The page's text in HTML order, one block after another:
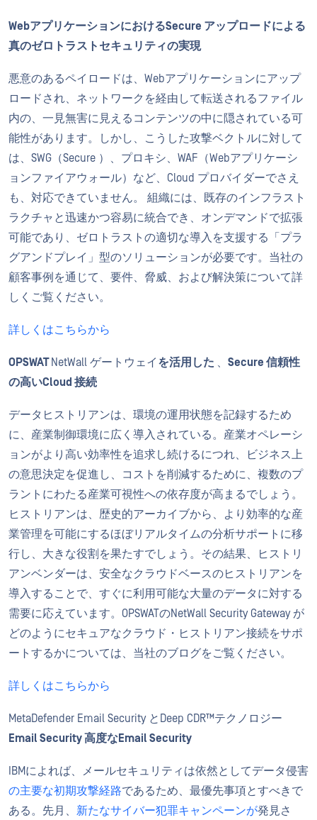
WebアプリケーションにおけるSecure アップロードによる
真のゼロトラストセキュリティの実現
悪意のあるペイロードは、Webアプリケーションにアップ
ロードされ、ネットワークを経由して転送されるファイル
内の、一見無害に見えるコンテンツの中に隠されている可
能性があります。しかし、こうした攻撃ベクトルに対して
は、SWG（Secure ）、プロキシ、WAF（Webアプリケーシ
ョンファイアウォール）など、Cloud プロバイダーでさえ
も、対応できていません。 組織には、既存のインフラスト
ラクチャと迅速かつ容易に統合でき、オンデマンドで拡張
可能であり、ゼロトラストの適切な導入を支援する「プラ
グアンドプレイ」型のソリューションが必要です。当社の
顧客事例を通じて、要件、脅威、および解決策について詳
しくご覧ください。
詳しくはこちらから
OPSWAT NetWall ゲートウェイ を活用した 、 Secure 信頼性
の高いCloud 接続
データヒストリアンは、環境の運用状態を記録するため
に、産業制御環境に広く導入されている。産業オペレーシ
ョンがより高い効率性を追求し続けるにつれ、ビジネス上
の意思決定を促進し、コストを削減するために、複数のプ
ラントにわたる産業可視性への依存度が高まるでしょう。
ヒストリアンは、歴史的アーカイブから、より効率的な産
業管理を可能にするほぼリアルタイムの分析サポートに移
行し、大きな役割を果たすでしょう。その結果、ヒストリ
アンベンダーは、安全なクラウドベースのヒストリアンを
導入することで、すぐに利用可能な大量のデータに対する
需要に応えています。OPSWATのNetWall Security Gateway が
どのようにセキュアなクラウド・ヒストリアン接続をサポ
ートするかについては、当社のブログをご覧ください。
詳しくはこちらから
MetaDefender Email Security とDeep CDR™テクノロジー
Email Security 高度なEmail Security
IBMによれば、メールセキュリティは依然としてデータ侵害
の主要な初期攻撃経路であるため、最優先事項とすべきで
ある。先月、 新たなサイバー犯罪キャンペーンが発見さ